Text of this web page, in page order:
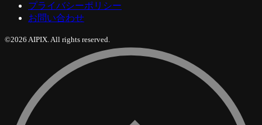
プライバシーポリシー
お問い合わせ
©2026 AIPIX. All rights reserved.